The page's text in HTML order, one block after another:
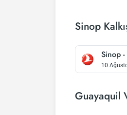
Sinop
Sinop
10
Guayaquil